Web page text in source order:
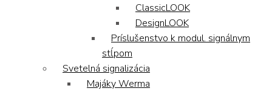
ClassicLOOK
DesignLOOK
Príslušenstvo k modul. signálnym
stĺpom
Svetelná signalizácia
Majáky Werma